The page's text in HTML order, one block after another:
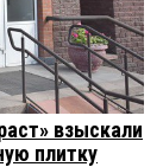
взыскали
плитку